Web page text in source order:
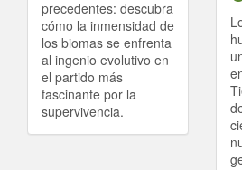
precedentes: descubra
cómo la inmensidad de
los biomas se enfrenta
al ingenio evolutivo en
el partido más
fascinante por la
supervivencia.
FML Chatbot
En línea
🤖 ¡Hola! 👋 ¿En qué